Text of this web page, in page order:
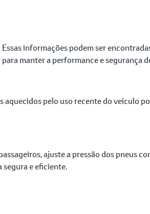
informações podem ser
manter a performance e segurança
aquecidos pelo uso recente do veículo
ajuste a pressão dos pneus
segura e eficiente.